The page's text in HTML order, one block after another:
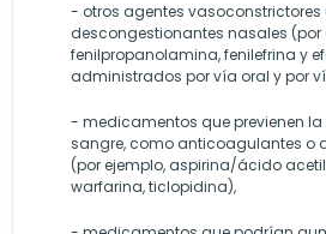
- otros agentes
descongestionantes nasales (por
fenilpropanolamina, fenilefrina y
administrados por vía oral y por
- medicamentos que previenen
sangre, como anticoagulantes o
(por ejemplo, aspirina/ácido
warfarina, ticlopidina),